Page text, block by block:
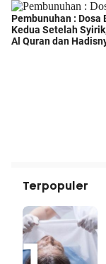
Terpopuler